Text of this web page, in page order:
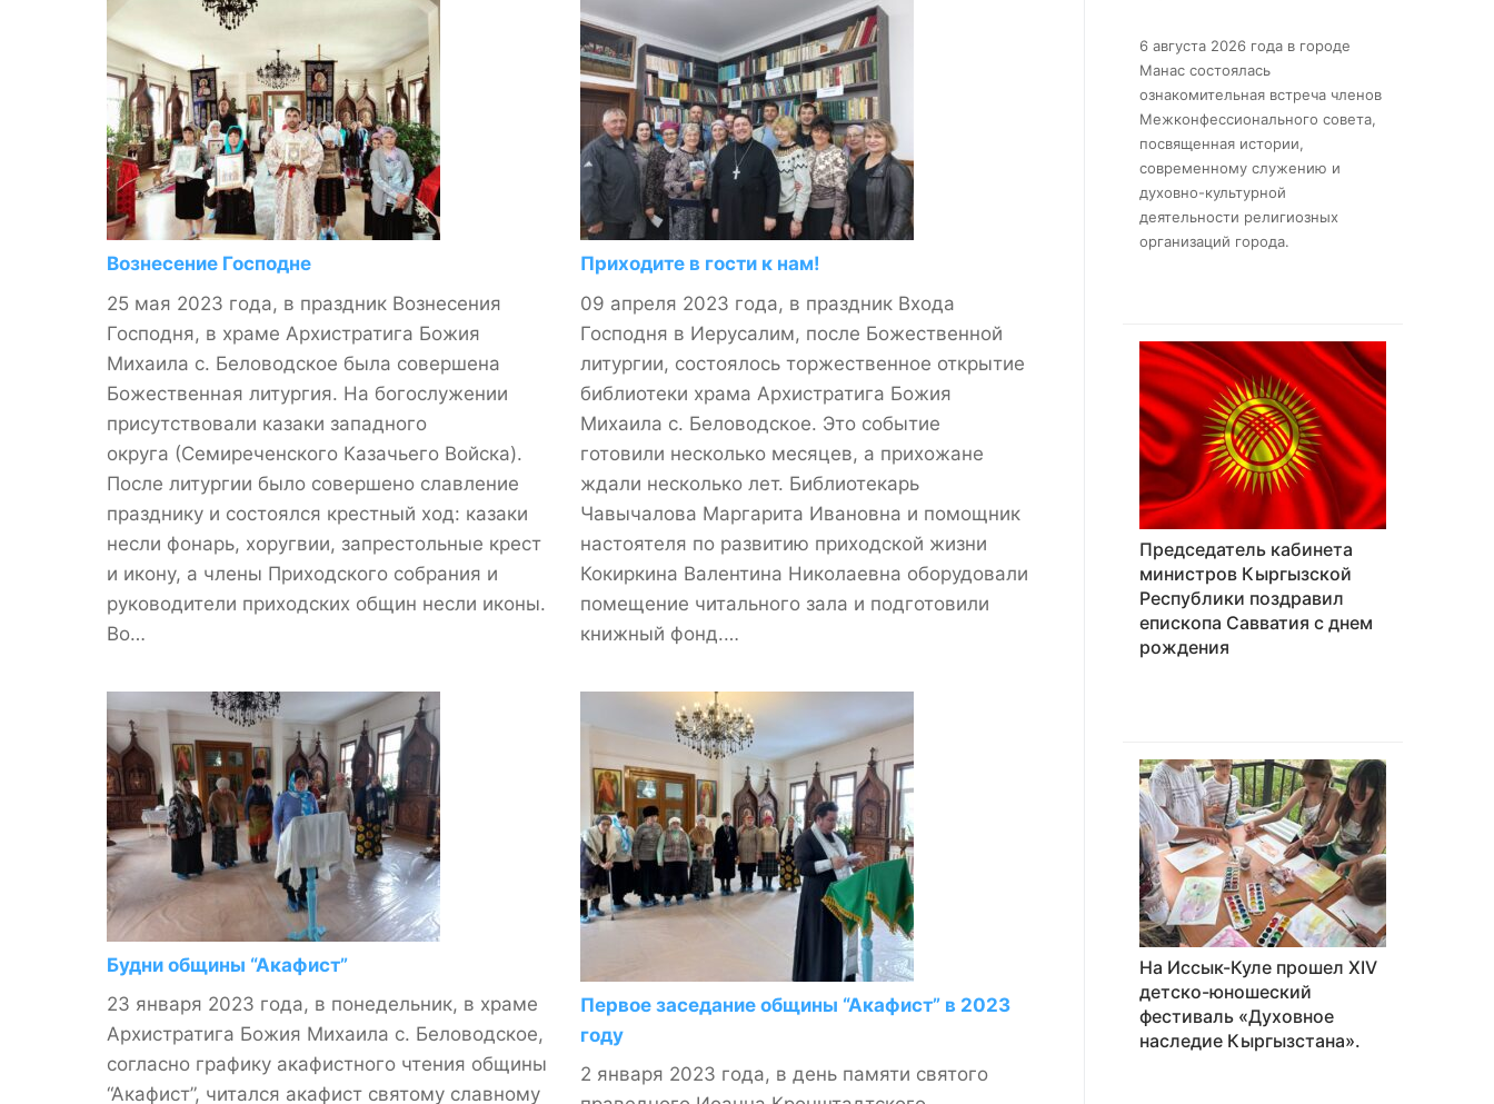
Вознесение Господне
25 мая 2023 года, в праздник Вознесения
Господня, в храме Архистратига Божия
Михаила с. Беловодское была совершена
Божественная литургия. На богослужении
присутствовали казаки западного
округа (Семиреченского Казачьего Войска).
После литургии было совершено славление
празднику и состоялся крестный ход: казаки
несли фонарь, хоругвии, запрестольные крест
и икону, а члены Приходского собрания и
руководители приходских общин несли иконы.
Во…
Приходите в гости к нам!
09 апреля 2023 года, в праздник Входа
Господня в Иерусалим, после Божественной
литургии, состоялось торжественное открытие
библиотеки храма Архистратига Божия
Михаила с. Беловодское. Это событие
готовили несколько месяцев, а прихожане
ждали несколько лет. Библиотекарь
Чавычалова Маргарита Ивановна и помощник
настоятеля по развитию приходской жизни
Кокиркина Валентина Николаевна оборудовали
помещение читального зала и подготовили
книжный фонд.…
Будни общины “Акафист”
23 января 2023 года, в понедельник, в храме
Архистратига Божия Михаила с. Беловодское,
согласно графику акафистного чтения общины
“Акафист”, читался акафист святому славному
Первое заседание общины “Акафист” в 2023
году
2 января 2023 года, в день памяти святого
6 августа 2026 года в городе
Манас состоялась
ознакомительная встреча членов
Межконфессионального совета,
посвященная истории,
современному служению и
духовно-культурной
деятельности религиозных
организаций города.
Председатель кабинета
министров Кыргызской
Республики поздравил
епископа Савватия с днем
рождения
На Иссык-Куле прошел XIV
детско-юношеский
фестиваль «Духовное
наследие Кыргызстана».